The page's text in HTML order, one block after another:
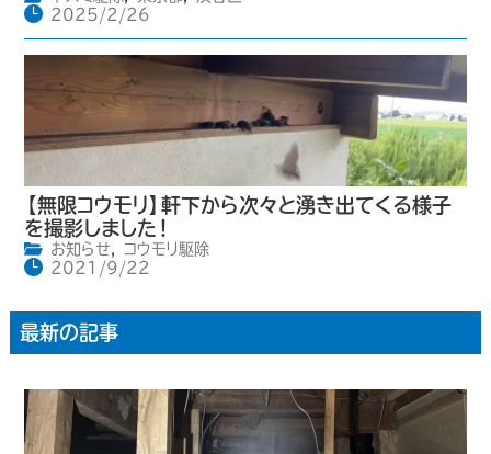
2025/2/26
【無限コウモリ】軒下から次々と湧き出てくる様子
を撮影しました！
お知らせ,
コウモリ駆除
2021/9/22
最新の記事